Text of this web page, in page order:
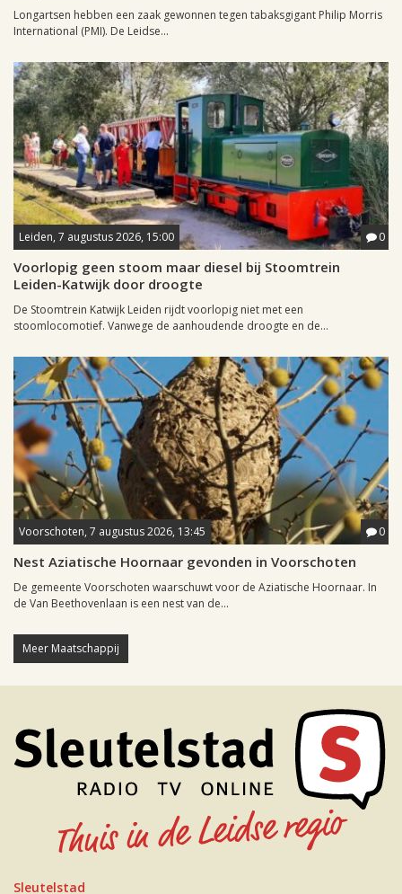
Longartsen hebben een zaak gewonnen tegen tabaksgigant Philip Morris
International (PMI). De Leidse...
Leiden, 7 augustus 2026, 15:00 0
Voorlopig geen stoom maar diesel bij Stoomtrein
Leiden-Katwijk door droogte
De Stoomtrein Katwijk Leiden rijdt voorlopig niet met een
stoomlocomotief. Vanwege de aanhoudende droogte en de...
Voorschoten, 7 augustus 2026, 13:45 0
Nest Aziatische Hoornaar gevonden in Voorschoten
De gemeente Voorschoten waarschuwt voor de Aziatische Hoornaar. In
de Van Beethovenlaan is een nest van de...
Meer Maatschappij
Sleutelstad